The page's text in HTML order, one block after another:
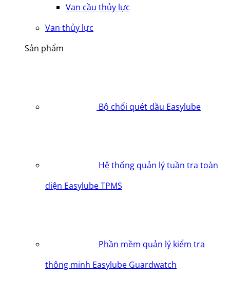
Van cầu thủy lực
Van thủy lực
Sản phẩm
Bộ chổi quét dầu Easylube
Hệ thống quản lý tuần tra toàn
diện Easylube TPMS
Phần mềm quản lý kiểm tra
thông minh Easylube Guardwatch